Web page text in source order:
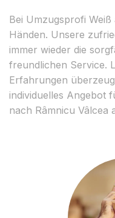
Bei Umzugsprofi
Händen. Unsere
immer wieder die
freundlichen Service.
Erfahrungen
individuelles Angebot
nach Râmnicu Vâlcea